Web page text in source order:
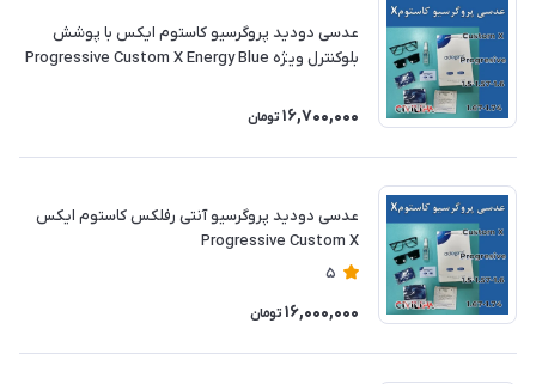
عدسی دودید پروگرسیو کاستوم ایکس با پوشش
بلوکنترل ویژه Progressive Custom X Energy Blue
16,700,000 تومان
عدسی دودید پروگرسیو آنتی رفلکس کاستوم ایکس
Progressive Custom X
5
16,000,000 تومان